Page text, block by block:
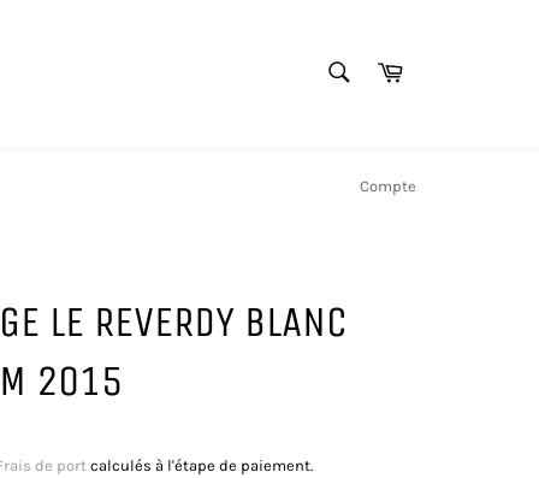
Panier
Compte
LE REVERDY BLANC
2015
de port calculés à l'étape de paiement.